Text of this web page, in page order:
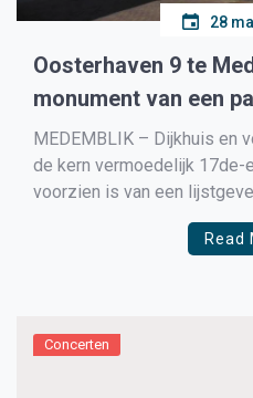
28
Oosterhaven 9 te
monument van een
MEDEMBLIK – Dijkhuis en
de kern vermoedelijk 17de-
voorzien is van een
laatste kwart van de 19de
neomaniëristische stijlRead
Concerten